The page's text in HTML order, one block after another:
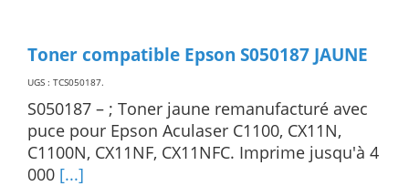
Toner compatible Epson S050187 JAUNE
UGS : TCS050187.
S050187 – ; Toner jaune remanufacturé avec
puce pour Epson Aculaser C1100, CX11N,
C1100N, CX11NF, CX11NFC. Imprime jusqu'à 4
000 [...]